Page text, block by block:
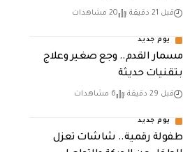
قبل 21 دقيقة 20 مشاهدات
يوم جديد
مسمار القدم.. وجع صغير وعلاج
بتقنيات حديثة
قبل 29 دقيقة 6 مشاهدات
يوم جديد
طفولة رقمية.. شاشات تعزل